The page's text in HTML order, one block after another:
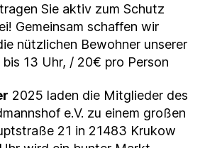
Sie aktiv zum Schutz
Gemeinsam schaffen wir
nützlichen Bewohner unserer
bis 13 Uhr, / 20€ pro Person
2025 laden die Mitglieder des
e.V. zu einem großen
21 in 21483 Krukow